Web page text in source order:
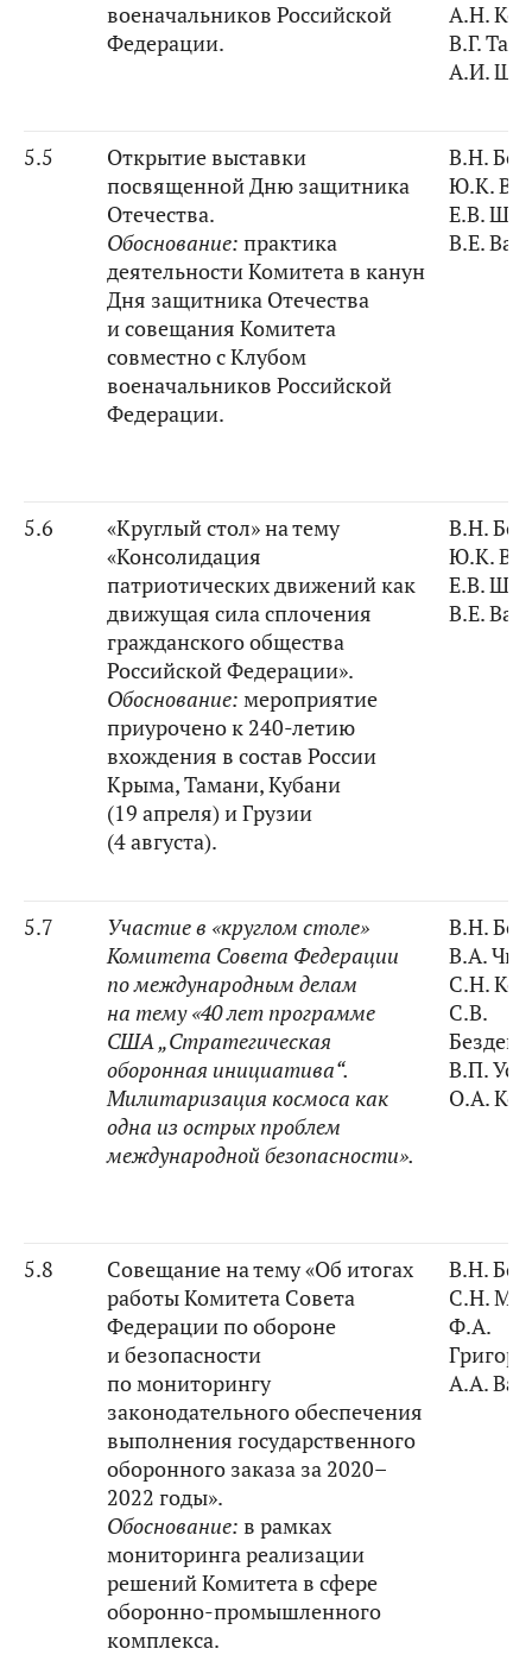
военачальников Российской
Федерации.
А.Н.
В.Г.
А.И.
5.5
Открытие выставки
посвященной Дню защитника
Отечества.
Обоснование: практика
деятельности Комитета в канун
Дня защитника Отечества
и совещания Комитета
совместно с Клубом
военачальников Российской
Федерации.
В.Н.
Ю.К.
Е.В.
В.Е.
5.6
«Круглый стол» на тему
«Консолидация
патриотических движений как
движущая сила сплочения
гражданского общества
Российской Федерации».
Обоснование: мероприятие
приурочено к 240-летию
вхождения в состав России
Крыма, Тамани, Кубани
(19 апреля) и Грузии
(4 августа).
В.Н.
Ю.К.
Е.В.
В.Е.
5.7
Участие в «круглом столе»
Комитета Совета Федерации
по международным делам
на тему «40 лет программе
США „Стратегическая
оборонная инициатива“.
Милитаризация космоса как
одна из острых проблем
международной безопасности».
В.Н.
В.А.
С.Н.
С.В.
В.П.
О.А.
5.8
Совещание на тему «Об итогах
работы Комитета Совета
Федерации по обороне
и безопасности
по мониторингу
законодательного обеспечения
выполнения государственного
оборонного заказа за 2020–
2022 годы».
Обоснование: в рамках
мониторинга реализации
решений Комитета в сфере
оборонно-промышленного
комплекса.
В.Н.
С.Н.
Ф.А.
А.А.